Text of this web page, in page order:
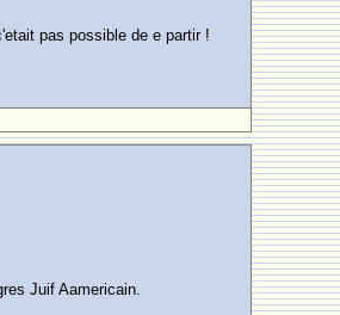
pas possible de e partir !
Juif Aamericain.